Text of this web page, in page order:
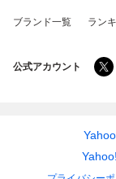
ブランド一覧 ラン
公式アカウント